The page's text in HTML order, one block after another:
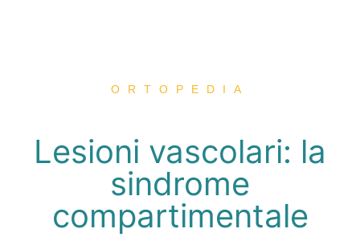
ORTOPEDIA
Lesioni vascolari: la
sindrome
compartimentale